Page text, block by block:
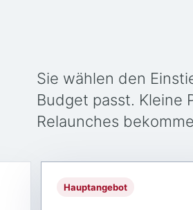
Sie wählen den
Budget passt. Kleine
Relaunches
Hauptangebot